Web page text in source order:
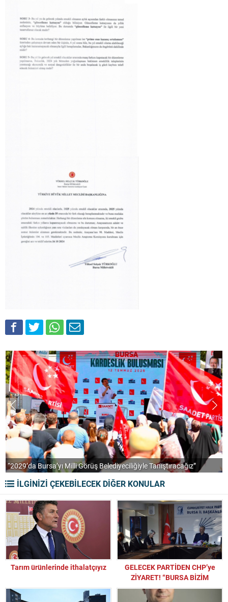
“2029’da Bursa’yı Milli Görüş Belediyeciliğiyle Tanıştıracağız”
İLGİNİZİ ÇEKEBİLECEK DİĞER KONULAR
Tarım ürünlerinde ithalatçıyız
GELECEK PARTİDEN CHP’ye
ZİYARET! “BURSA BİZİM
KAZANACAĞIZ!”